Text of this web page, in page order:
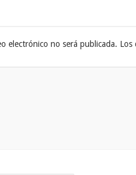
electrónico no será publicada. Los